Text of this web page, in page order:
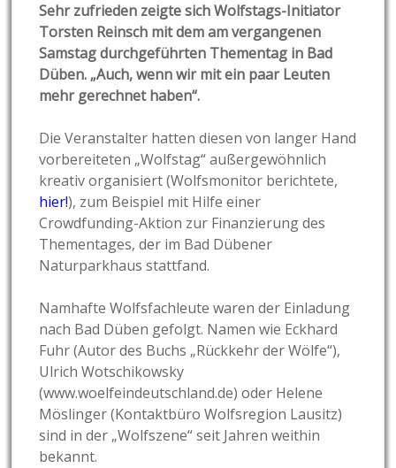
Sehr zufrieden zeigte sich Wolfstags-Initiator
Torsten Reinsch mit dem am vergangenen
Samstag durchgeführten Thementag in Bad
Düben. „Auch, wenn wir mit ein paar Leuten
mehr gerechnet haben“.
Die Veranstalter hatten diesen von langer Hand
vorbereiteten „Wolfstag“ außergewöhnlich
kreativ organisiert (Wolfsmonitor berichtete,
hier!), zum Beispiel mit Hilfe einer
Crowdfunding-Aktion zur Finanzierung des
Thementages, der im Bad Dübener
Naturparkhaus stattfand.
Namhafte Wolfsfachleute waren der Einladung
nach Bad Düben gefolgt. Namen wie Eckhard
Fuhr (Autor des Buchs „Rückkehr der Wölfe“),
Ulrich Wotschikowsky
(www.woelfeindeutschland.de) oder Helene
Möslinger (Kontaktbüro Wolfsregion Lausitz)
sind in der „Wolfszene“ seit Jahren weithin
bekannt.